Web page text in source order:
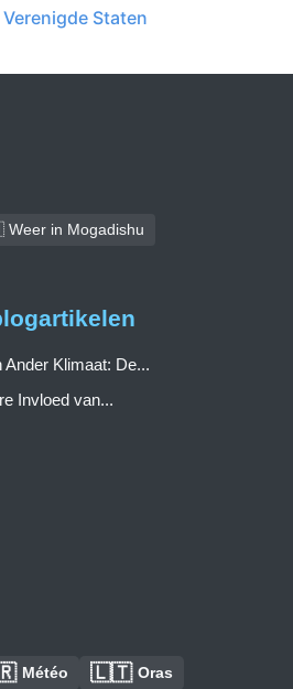
Staten
in Mogadishu
Ander Klimaat: De...
Invloed van...
Météo 🇱🇹 Oras